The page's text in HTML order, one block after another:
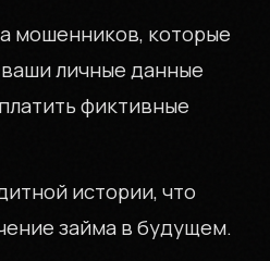
мошенников, которые
личные данные
фиктивные
истории, что
займа в будущем.